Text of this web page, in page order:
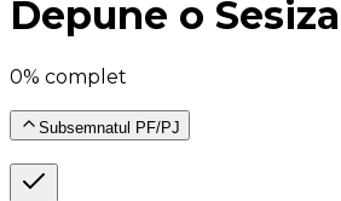
Depune o
0% complet
Subsemnatul PF/PJ